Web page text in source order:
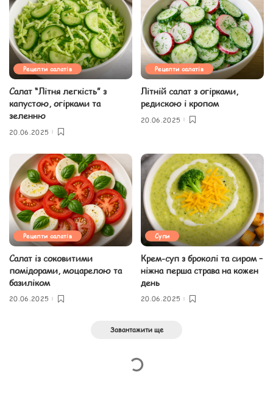
Рецепти салатів
Салат “Літня легкість” з
капустою, огірками та
зеленню
20.06.2025
Рецепти салатів
Літній салат з огірками,
редискою і кропом
20.06.2025
Рецепти салатів
Салат із соковитими
помідорами, моцарелою та
базиліком
20.06.2025
Супи
Крем-суп з броколі та сиром –
ніжна перша страва на кожен
день
20.06.2025
Завантажити ще